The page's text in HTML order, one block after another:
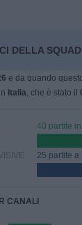
DELLA
e da quando
Italia, che è stato il
40 partite
25 partite a
CANALI